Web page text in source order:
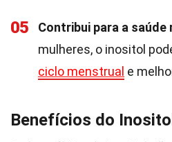
05 Contribui para a saúde
mulheres, o inositol
ciclo menstrual e
Benefícios do Inositol